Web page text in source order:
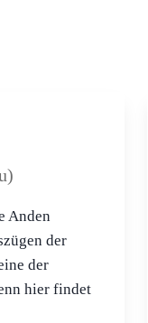
Anden
der
der
hier findet